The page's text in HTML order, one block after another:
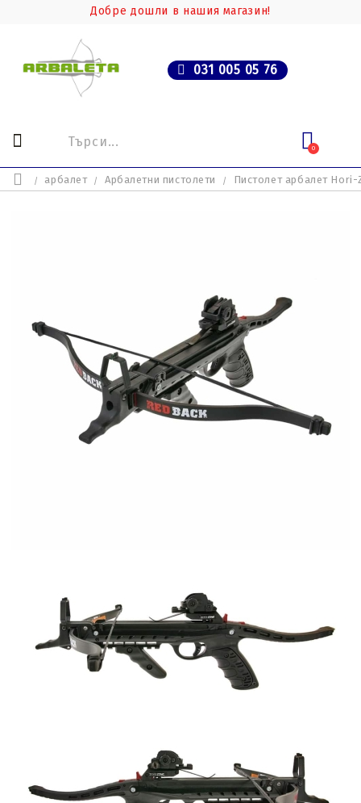
Добре дошли в нашия магазин!
031 005 05 76
0
арбалет Арбалетни пистолети Пистолет арбалет